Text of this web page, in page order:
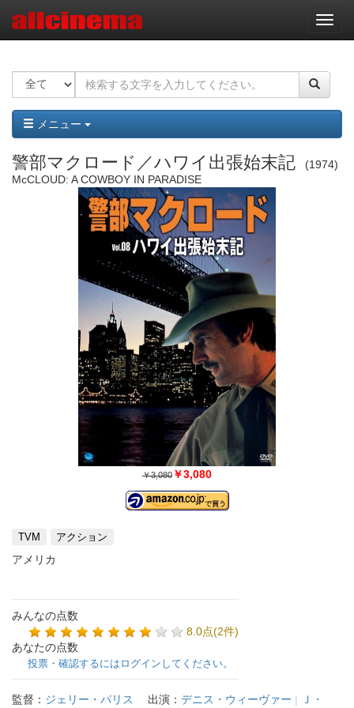
ナ
ビ
ー
ョ
ン
メニュー
警部マクロード／ハワイ出張始末記
1974
McCLOUD: A COWBOY IN PARADISE
￥3,080 ￥3,080
TVM アクション
アメリカ
みんなの点数
8.0点(2件)
あなたの点数
投票・確認するにはログインしてください。
監督： ジェリー・パリス 出演： デニス・ウィーヴァー |
Ｊ・